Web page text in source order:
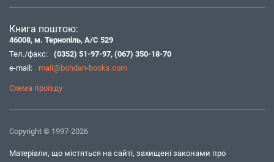
Книга поштою:
46008, м. Тернопіль, А/С 529
Тел./факс:
(0352) 51-97-97, (067) 350-18-70
e-mail:
mail@bohdan-books.com
Схема проїзду
Copyright © 1997-2026
Матеріали, що містяться на сайті, захищені законами про